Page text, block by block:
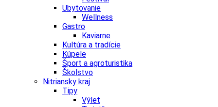
Ubytovanie
Wellness
Gastro
Kaviarne
Kultúra a tradície
Kúpele
Šport a agroturistika
Školstvo
Nitriansky kraj
Tipy
Výlet